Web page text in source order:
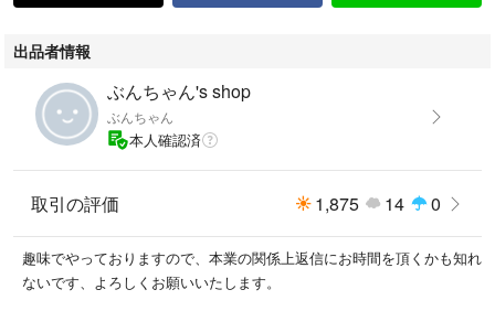
出品者情報
ぶんちゃん's shop
ぶんちゃん
本人確認済
取引の評価 1,875 14 0
趣味でやっておりますので、本業の関係上返信にお時間を頂くかも知れ
ないです、よろしくお願いいたします。